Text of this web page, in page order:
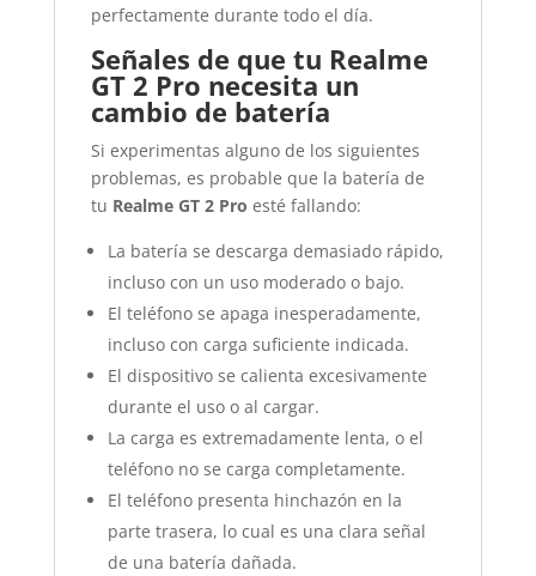
perfectamente durante todo el día.
Señales de que tu Realme
GT 2 Pro necesita un
cambio de batería
Si experimentas alguno de los siguientes
problemas, es probable que la batería de
tu Realme GT 2 Pro esté fallando:
La batería se descarga demasiado rápido,
incluso con un uso moderado o bajo.
El teléfono se apaga inesperadamente,
incluso con carga suficiente indicada.
El dispositivo se calienta excesivamente
durante el uso o al cargar.
La carga es extremadamente lenta, o el
teléfono no se carga completamente.
El teléfono presenta hinchazón en la
parte trasera, lo cual es una clara señal
de una batería dañada.